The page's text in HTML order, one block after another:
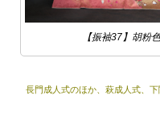
【振袖37】胡
長門成人式のほか、萩成人式、